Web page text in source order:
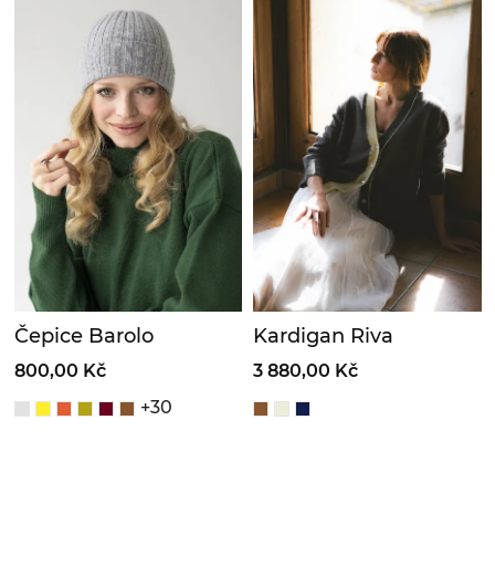
Čepice Barolo
800,00 Kč
+30
Kardigan Riva
3 880,00 Kč